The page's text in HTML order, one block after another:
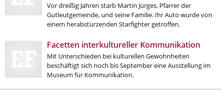
Vor dreißig Jahren starb Martin Jürges, Pfarrer der
Gutleutgemeinde, und seine Familie. Ihr Auto wurde von
einem herabstürzenden Starfighter getroffen.
Facetten interkultureller Kommunikation
Mit Unterschieden bei kulturellen Gewohnheiten
beschäftigt sich noch bis September eine Ausstellung im
Museum für Kommunikation.